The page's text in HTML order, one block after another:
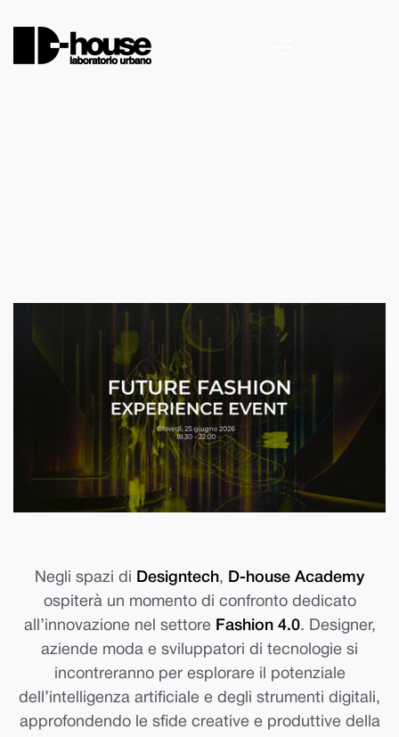
Negli spazi di Designtech, D-house Academy
ospiterà un momento di confronto dedicato
all’innovazione nel settore Fashion 4.0. Designer,
aziende moda e sviluppatori di tecnologie si
incontreranno per esplorare il potenziale
dell’intelligenza artificiale e degli strumenti digitali,
approfondendo le sfide creative e produttive della